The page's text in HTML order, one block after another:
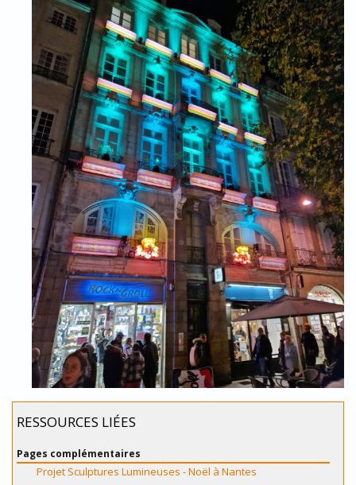
RESSOURCES LIÉES
Pages complémentaires
Projet Sculptures Lumineuses - Noël à Nantes